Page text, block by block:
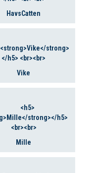
HavsCatten
Vike
Mille